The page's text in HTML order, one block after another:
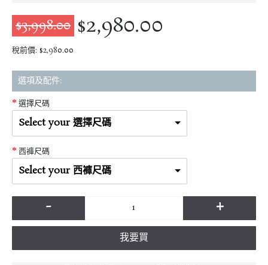
$3,998.00 $2,980.00
稅前價: $2,980.00
選項及配件:
選擇尺碼
Select your 選擇尺碼
西褲尺碼
Select your 西褲尺碼
- +
我要買